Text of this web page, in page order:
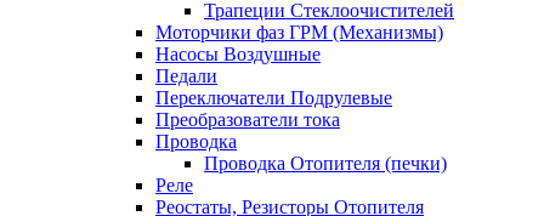
Трапеции Стеклоочистителей
Моторчики фаз ГРМ (Механизмы)
Насосы Воздушные
Педали
Переключатели Подрулевые
Преобразователи тока
Проводка
Проводка Отопителя (печки)
Реле
Реостаты, Резисторы Отопителя